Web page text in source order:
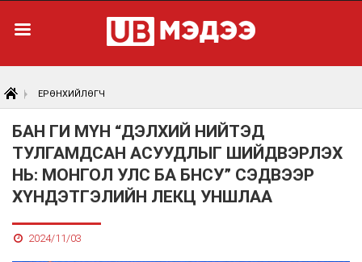
ЕРӨНХИЙЛӨГЧ
БАН ГИ МҮН “ДЭЛХИЙ НИЙТЭД
ТУЛГАМДСАН АСУУДЛЫГ ШИЙДВЭРЛЭХ
НЬ: МОНГОЛ УЛС БА БНСУ” СЭДВЭЭР
ХҮНДЭТГЭЛИЙН ЛЕКЦ УНШЛАА
2024/11/03